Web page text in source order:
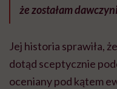
że zostałam
Jej historia sprawiła,
dotąd sceptycznie
oceniany pod kątem